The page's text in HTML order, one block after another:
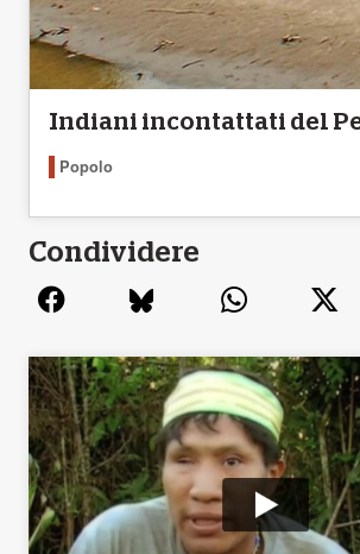
Indiani incontattati del
Popolo
Condividere